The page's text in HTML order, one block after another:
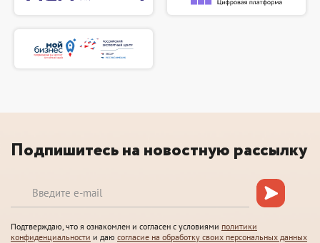
Подпишитесь на новостную рассылку
Подтверждаю, что я ознакомлен и согласен с условиями политики
конфиденциальности и даю согласие на обработку своих персональных данных